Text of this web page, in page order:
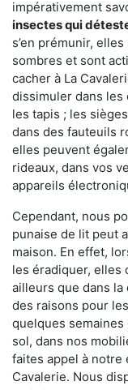
impérativement
insectes qui
s’en prémunir,
sombres et sont
cacher à La
dissimuler dans les
les tapis ; les
dans des fauteuils
elles peuvent
rideaux, dans vos
appareils
Cependant, nous
punaise de lit peut
maison. En effet,
les éradiquer, elles
ailleurs que dans la
des raisons pour
quelques
sol, dans nos
faites appel à notre
Cavalerie. Nous